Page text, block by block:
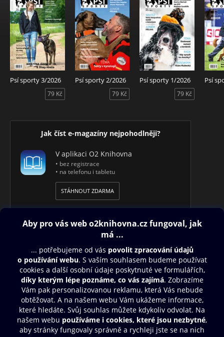
Psí sporty 3/2026
79 Kč
Psí sporty 2/2026
79 Kč
Psí sporty 1/2026
79 Kč
Psí
Jak číst e-magazíny nejpohodlněji?
V aplikaci O2 Knihovna
• bez registrace
• na telefonu i tabletu
STÁHNOUT ZDARMA
Obsah ke stažení
Moje O2 Knihovna
Další zábava
© O2 Czech Republic a.s.